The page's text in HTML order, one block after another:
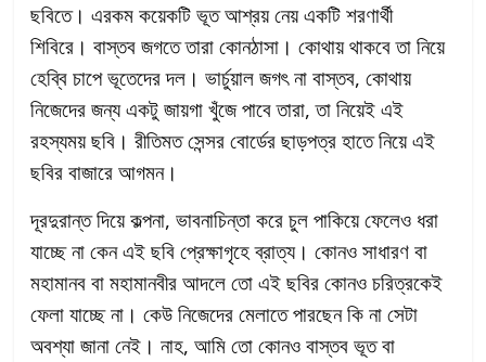
ছবিতে। এরকম কয়েকটি ভূত আশ্রয় নেয় একটি শরণার্থী
শিবিরে। বাস্তব জগতে তারা কোনঠাসা। কোথায় থাকবে তা নিয়ে
হেব্বি চাপে ভূতেদের দল। ভার্চুয়াল জগৎ না বাস্তব, কোথায়
নিজেদের জন্য একটু জায়গা খুঁজে পাবে তারা, তা নিয়েই এই
রহস্যময় ছবি। রীতিমত সেন্সর বোর্ডের ছাড়পত্র হাতে নিয়ে এই
ছবির বাজারে আগমন।
দূরদুরান্ত দিয়ে কল্পনা, ভাবনাচিন্তা করে চুল পাকিয়ে ফেলেও ধরা
যাচ্ছে না কেন এই ছবি প্রেক্ষাগৃহে ব্রাত্য। কোনও সাধারণ বা
মহামানব বা মহামানবীর আদলে তো এই ছবির কোনও চরিত্রকেই
ফেলা যাচ্ছে না। কেউ নিজেদের মেলাতে পারছেন কি না সেটা
অবশ্যা জানা নেই। নাহ, আমি তো কোনও বাস্তব ভূত বা